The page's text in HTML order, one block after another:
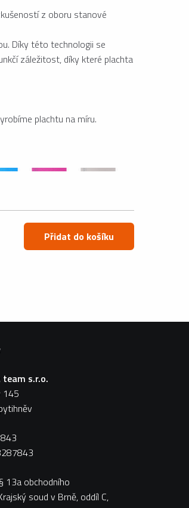
z oboru stanové
Díky této technologii se
záležitost, díky které plachta
plachtu na míru.
Přidat do košíku
team s.r.o.
145
§ 13a obchodního
soud v Brně, oddíl C,